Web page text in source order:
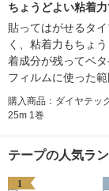
ちょうどよい粘着
貼ってはがせるタ
く、粘着力もちょ
着成分が残ってベ
フィルムに使った
購入商品：ダイヤテッ
25m 1巻
テープの人気ラ
1